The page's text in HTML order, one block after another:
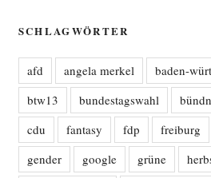
SCHLAGWÖRTER
afd angela merkel baden-
btw13
bundestagswahl
cdu
fantasy fdp freiburg
gender
google grüne